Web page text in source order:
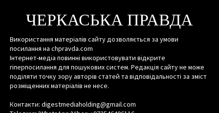
ЧЕРКАСЬКА ПРАВДА
Використання матеріалів сайту дозволяється за умови
посилання на chpravda.com
Інтернет-медіа повинні використовувати відкрите
гіперпосилання для пошукових систем. Редакція сайту не може
поділяти точку зору авторів статей та відповідальності за зміст
розміщенних матеріалів не несе.
Контакти: digestmediaholding@gmail.com